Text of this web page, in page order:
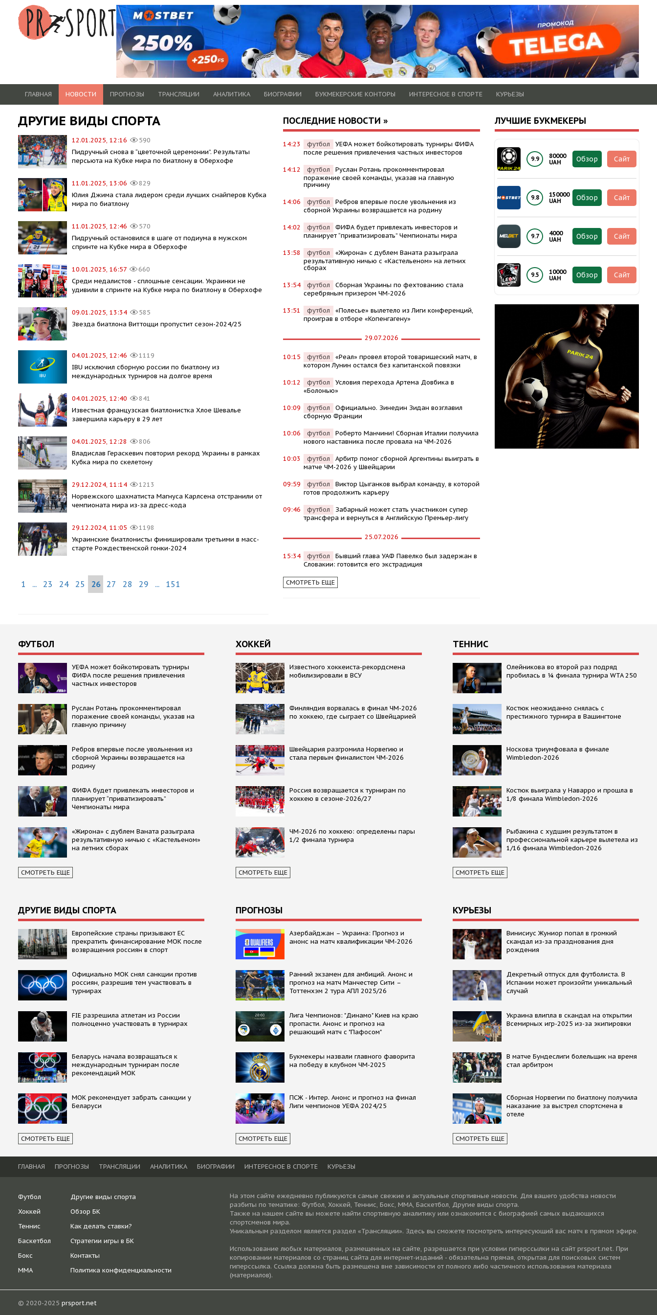
ГЛАВНАЯ НОВОСТИ ПРОГНОЗЫ ТРАНСЛЯЦИИ АНАЛИТИКА БИОГРАФИИ БУКМЕКЕРСКИЕ КОНТОРЫ ИНТЕРЕСНОЕ В СПОРТЕ КУРЬЕЗЫ
ДРУГИЕ ВИДЫ СПОРТА
12.01.2025, 12:16
590
Пидручный снова в “цветочной церемонии”. Результаты
персьюта на Кубке мира по биатлону в Оберхофе
11.01.2025, 13:06
829
Юлия Джима стала лидером среди лучших снайперов Кубка
мира по биатлону
11.01.2025, 12:46
570
Пидручный остановился в шаге от подиума в мужском
спринте на Кубке мира в Оберхофе
10.01.2025, 16:57
660
Среди медалистов - сплошные сенсации. Украинки не
удивили в спринте на Кубке мира по биатлону в Оберхофе
09.01.2025, 13:34
585
Звезда биатлона Виттоцци пропустит сезон-2024/25
04.01.2025, 12:46
1119
IBU исключил сборную россии по биатлону из
международных турниров на долгое время
04.01.2025, 12:40
841
Известная французская биатлонистка Хлое Шевалье
завершила карьеру в 29 лет
04.01.2025, 12:28
806
Владислав Гераскевич повторил рекорд Украины в рамках
Кубка мира по скелетону
29.12.2024, 11:14
1213
Норвежского шахматиста Магнуса Карлсена отстранили от
чемпионата мира из-за дресс-кода
29.12.2024, 11:05
1198
Украинские биатлонисты финишировали третьими в масс-
старте Рождественской гонки-2024
1 ... 23 24 25 26 27 28 29 ... 151
ПОСЛЕДНИЕ НОВОСТИ »
14:23 футбол
УЕФА может бойкотировать турниры ФИФА
после решения привлечения частных инвесторов
14:12 футбол
Руслан Ротань прокомментировал
поражение своей команды, указав на главную
причину
14:06 футбол
Ребров впервые после увольнения из
сборной Украины возвращается на родину
14:02 футбол
ФИФА будет привлекать инвесторов и
планирует “приватизировать” Чемпионаты мира
13:58 футбол
«Жирона» с дублем Ваната разыграла
результативную ничью с «Кастельеном» на летних
сборах
13:54 футбол
Сборная Украины по фехтованию стала
серебряным призером ЧМ-2026
13:51 футбол
«Полесье» вылетело из Лиги конференций,
проиграв в отборе «Копенгагену»
29.07.2026
10:15 футбол
«Реал» провел второй товарищеский матч, в
котором Лунин остался без капитанской повязки
10:12 футбол
Условия перехода Артема Довбика в
«Болонью»
10:09 футбол
Официально. Зинедин Зидан возглавил
сборную Франции
10:06 футбол
Роберто Манчини! Сборная Италии получила
нового наставника после провала на ЧМ-2026
10:03 футбол
Арбитр помог сборной Аргентины выиграть в
матче ЧМ-2026 у Швейцарии
09:59 футбол
Виктор Цыганков выбрал команду, в которой
готов продолжить карьеру
09:46 футбол
Забарный может стать участником супер
трансфера и вернуться в Английскую Премьер-лигу
25.07.2026
15:34 футбол
Бывший глава УАФ Павелко был задержан в
Словакии: готовится его экстрадиция
СМОТРЕТЬ ЕЩЕ
ЛУЧШИЕ БУКМЕКЕРЫ
9.9
80000
UAH
Обзор Сайт
9.8
150000
UAH
Обзор Сайт
9.7
4000
UAH
Обзор Сайт
9.5
10000
UAH
Обзор Сайт
ФУТБОЛ
УЕФА может бойкотировать турниры
ФИФА после решения привлечения
частных инвесторов
Руслан Ротань прокомментировал
поражение своей команды, указав на
главную причину
Ребров впервые после увольнения из
сборной Украины возвращается на
родину
ФИФА будет привлекать инвесторов и
планирует “приватизировать”
Чемпионаты мира
«Жирона» с дублем Ваната разыграла
результативную ничью с «Кастельеном»
на летних сборах
СМОТРЕТЬ ЕЩЕ
ХОККЕЙ
Известного хоккеиста-рекордсмена
мобилизировали в ВСУ
Финляндия ворвалась в финал ЧМ-2026
по хоккею, где сыграет со Швейцарией
Швейцария разгромила Норвегию и
стала первым финалистом ЧМ-2026
Россия возвращается к турнирам по
хоккею в сезоне-2026/27
ЧМ-2026 по хоккею: определены пары
1/2 финала турнира
СМОТРЕТЬ ЕЩЕ
ТЕННИС
Олейникова во второй раз подряд
пробилась в ¼ финала турнира WTA 250
Костюк неожиданно снялась с
престижного турнира в Вашингтоне
Носкова триумфовала в финале
Wimbledon-2026
Костюк выиграла у Наварро и прошла в
1/8 финала Wimbledon-2026
Рыбакина с худшим результатом в
профессиональной карьере вылетела из
1/16 финала Wimbledon-2026
СМОТРЕТЬ ЕЩЕ
ДРУГИЕ ВИДЫ СПОРТА
Европейские страны призывают ЕС
прекратить финансирование МОК после
возвращения россиян в спорт
Официально МОК снял санкции против
россиян, разрешив тем участвовать в
турнирах
FIE разрешила атлетам из России
полноценно участвовать в турнирах
Беларусь начала возвращаться к
международным турнирам после
рекомендаций МОК
МОК рекомендует забрать санкции у
Беларуси
СМОТРЕТЬ ЕЩЕ
ПРОГНОЗЫ
Азербайджан – Украина: Прогноз и
анонс на матч квалификации ЧМ-2026
Ранний экзамен для амбиций. Анонс и
прогноз на матч Манчестер Сити –
Тоттенхэм 2 тура АПЛ 2025/26
Лига Чемпионов: "Динамо" Киев на краю
пропасти. Анонс и прогноз на
решающий матч с "Пафосом"
Букмекеры назвали главного фаворита
на победу в клубном ЧМ-2025
ПСЖ - Интер. Анонс и прогноз на финал
Лиги чемпионов УЕФА 2024/25
СМОТРЕТЬ ЕЩЕ
КУРЬЕЗЫ
Винисиус Жуниор попал в громкий
скандал из-за празднования дня
рождения
Декретный отпуск для футболиста. В
Испании может произойти уникальный
случай
Украина влипла в скандал на открытии
Всемирных игр-2025 из-за экипировки
В матче Бундеслиги болельщик на время
стал арбитром
Сборная Норвегии по биатлону получила
наказание за выстрел спортсмена в
отеле
СМОТРЕТЬ ЕЩЕ
ГЛАВНАЯ ПРОГНОЗЫ ТРАНСЛЯЦИИ АНАЛИТИКА БИОГРАФИИ ИНТЕРЕСНОЕ В СПОРТЕ КУРЬЕЗЫ
Футбол
Хоккей
Теннис
Баскетбол
Бокс
ММА
Другие виды спорта
Обзор БК
Как делать ставки?
Стратегии игры в БК
Контакты
Политика конфиденциальности
На этом сайте ежедневно публикуются самые свежие и актуальные спортивные новости. Для вашего удобства новости
разбиты по тематике: Футбол, Хоккей, Теннис, Бокс, ММА, Баскетбол, Другие виды спорта.
Также на нашем сайте вы можете найти спортивную аналитику или ознакомится с биографией самых выдающихся
спортсменов мира.
Уникальным разделом является раздел «Трансляции». Здесь вы сможете посмотреть интересующий вас матч в прямом эфире.
Использование любых материалов, размещенных на сайте, разрешается при условии гиперссылки на cайт prsport.net. При
копировании материалов со страниц сайта для интернет-изданий - обязательна прямая, открытая для поисковых систем
гиперссылка. Ссылка должна быть размещена вне зависимости от полного либо частичного использования материала
(материалов).
© 2020-2025 prsport.net